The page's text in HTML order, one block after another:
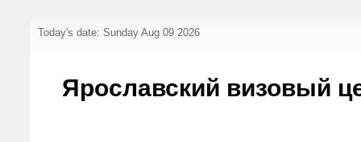
Today's date: Sunday Aug 09 2026
Ярославский визовый